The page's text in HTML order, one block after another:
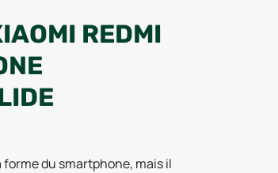
REDMI
forme du smartphone, mais il